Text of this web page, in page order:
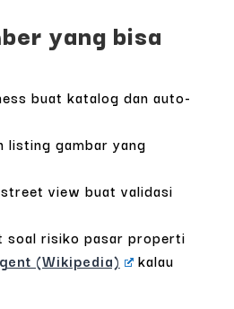
yang bisa
buat katalog dan auto-
listing gambar yang
view buat validasi
soal risiko pasar properti
(Wikipedia)
kalau